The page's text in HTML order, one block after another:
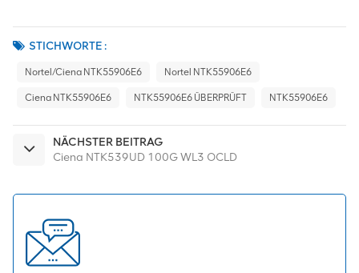
STICHWORTE :
Nortel/Ciena NTK55906E6 Nortel NTK55906E6
Ciena NTK55906E6 NTK55906E6 ÜBERPRÜFT NTK55906E6
NÄCHSTER BEITRAG
Ciena NTK539UD 100G WL3 OCLD